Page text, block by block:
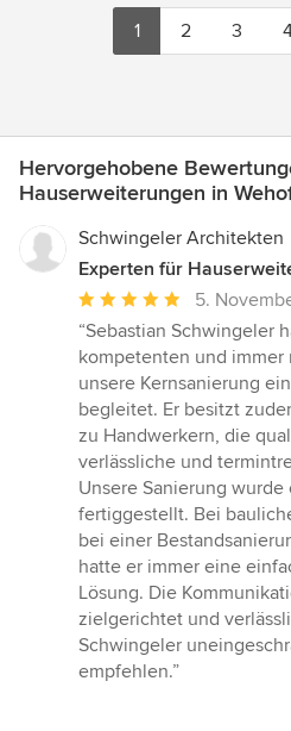
1 2 3
Hervorgehobene
Hauserweiterungen in
Schwingeler Architekten
Experten für
Durchschnittliche
Bewertung:
5
von
5
Sternen
5.
“Sebastian Schwingeler
kompetenten und
unsere Kernsanierung
begleitet. Er besitzt
zu Handwerkern, die
verlässliche und
Unsere Sanierung wurde
fertiggestellt. Bei
bei einer
hatte er immer eine
Lösung. Die
zielgerichtet und
Schwingeler
empfehlen.”